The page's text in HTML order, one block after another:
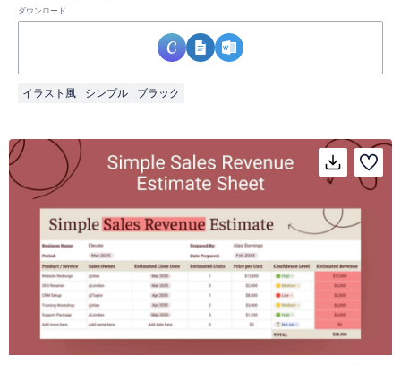
ダウンロード
イラスト風 シンプル ブラック